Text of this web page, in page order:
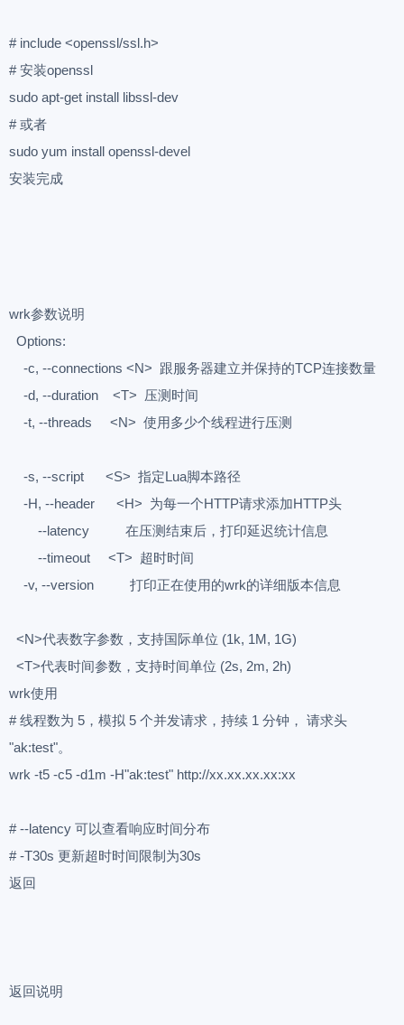
# include <openssl/ssl.h>
# 安装openssl
sudo apt-get install libssl-dev
# 或者
sudo yum install openssl-devel
安装完成
wrk参数说明
Options:
-c, --connections <N> 跟服务器建立并保持的TCP连接数量
-d, --duration <T> 压测时间
-t, --threads <N> 使用多少个线程进行压测
-s, --script <S> 指定Lua脚本路径
-H, --header <H> 为每一个HTTP请求添加HTTP头
--latency 在压测结束后，打印延迟统计信息
--timeout <T> 超时时间
-v, --version 打印正在使用的wrk的详细版本信息
<N>代表数字参数，支持国际单位 (1k, 1M, 1G)
<T>代表时间参数，支持时间单位 (2s, 2m, 2h)
wrk使用
# 线程数为 5，模拟 5 个并发请求，持续 1 分钟， 请求头
"ak:test"。
wrk -t5 -c5 -d1m -H"ak:test" http://xx.xx.xx.xx:xx
# --latency 可以查看响应时间分布
# -T30s 更新超时时间限制为30s
返回
返回说明